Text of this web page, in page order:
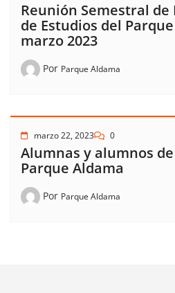
Reunión Semestral de
de Estudios del
marzo 2023
Por Parque Aldama
marzo 22, 2023 0
Alumnas y alumnos
Parque Aldama
Por Parque Aldama